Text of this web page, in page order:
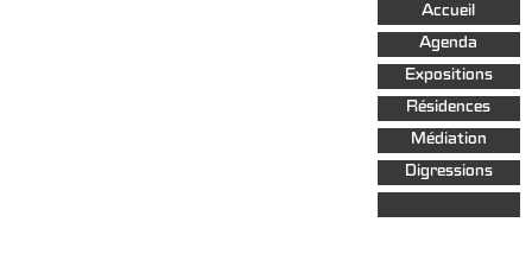
Aller au
contenu
principal
Accueil
Agenda
Expositions
Résidences
Médiation
Digressions